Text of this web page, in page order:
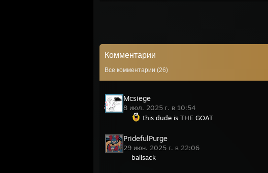
Комментарии
Все комментарии (26)
Mcsiege
8 июл. 2025 г. в 10:54
this dude is THE GOAT
PridefulPurge
29 июн. 2025 г. в 22:06
ballsack